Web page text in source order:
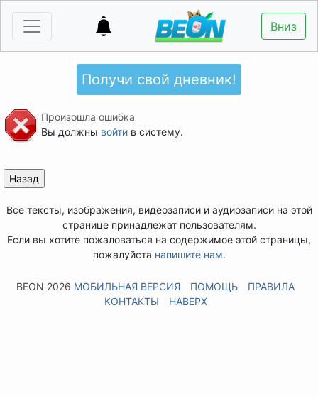
Вниз
Получи свой дневник!
Произошла ошибка
Вы должны войтив систему.
Все тексты, изображения, видеозаписи и аудиозаписи на этой
странице принадлежат пользователям.
Если вы хотите пожаловаться на содержимое этой страницы,
пожалуйста напишите нам.
BEON 2026 МОБИЛЬНАЯ ВЕРСИЯ ПОМОЩЬ
ПРАВИЛА
КОНТАКТЫ
НАВЕРХ